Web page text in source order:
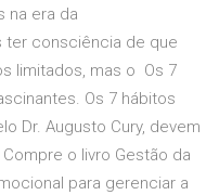
na era da
ter consciência de que
limitados, mas o Os 7
Os 7 hábitos
Dr. Augusto Cury, devem
o livro Gestão da
para gerenciar a